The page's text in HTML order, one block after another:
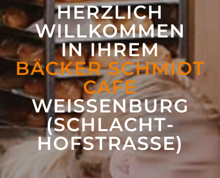
HERZLICH
WILLKOMMEN
IN IHREM
BÄCKER SCHMIDT
CAFE
WEISSEN­BURG (
SCHLACHT­H
OFSTRASSE)